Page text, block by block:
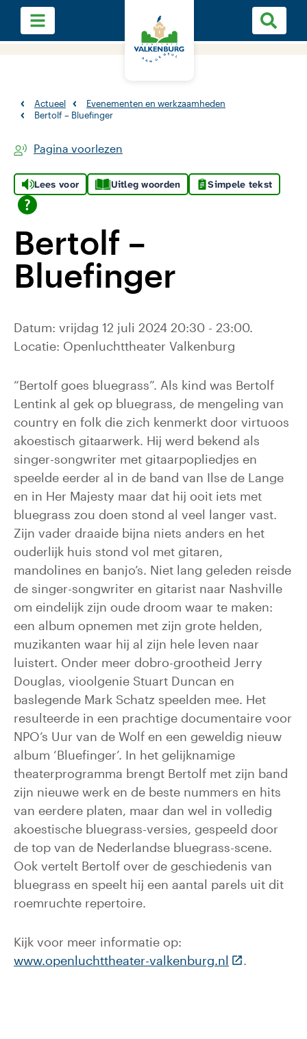
Actueel
Evenementen en werkzaamheden
Bertolf – Bluefinger
Pagina voorlezen
Lees voor Uitleg woorden Simpele tekst
Bertolf –
Bluefinger
Datum: vrijdag 12 juli 2024 20:30 - 23:00.
Locatie: Openluchttheater Valkenburg
“Bertolf goes bluegrass”. Als kind was Bertolf
Lentink al gek op bluegrass, de mengeling van
country en folk die zich kenmerkt door virtuoos
akoestisch gitaarwerk. Hij werd bekend als
singer-songwriter met gitaarpopliedjes en
speelde eerder al in de band van Ilse de Lange
en in Her Majesty maar dat hij ooit iets met
bluegrass zou doen stond al veel langer vast.
Zijn vader draaide bijna niets anders en het
ouderlijk huis stond vol met gitaren,
mandolines en banjo’s. Niet lang geleden reisde
de singer-songwriter en gitarist naar Nashville
om eindelijk zijn oude droom waar te maken:
een album opnemen met zijn grote helden,
muzikanten waar hij al zijn hele leven naar
luistert. Onder meer dobro-grootheid Jerry
Douglas, vioolgenie Stuart Duncan en
baslegende Mark Schatz speelden mee. Het
resulteerde in een prachtige documentaire voor
NPO’s Uur van de Wolf en een geweldig nieuw
album ‘Bluefinger’. In het gelijknamige
theaterprogramma brengt Bertolf met zijn band
zijn nieuwe werk en de beste nummers en hits
van eerdere platen, maar dan wel in volledig
akoestische bluegrass-versies, gespeeld door
de top van de Nederlandse bluegrass-scene.
Ook vertelt Bertolf over de geschiedenis van
bluegrass en speelt hij een aantal parels uit dit
roemruchte repertoire.
Kijk voor meer informatie op:
www.openluchttheater-valkenburg.nl (Deze link
.